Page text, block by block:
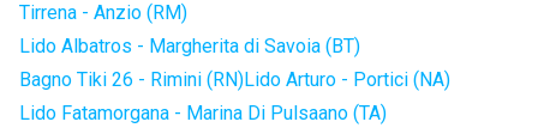
Tirrena - Anzio (RM)
Lido Albatros - Margherita di Savoia (BT)
Bagno Tiki 26 - Rimini (RN)Lido Arturo - Portici (NA)
Lido Fatamorgana - Marina Di Pulsaano (TA)